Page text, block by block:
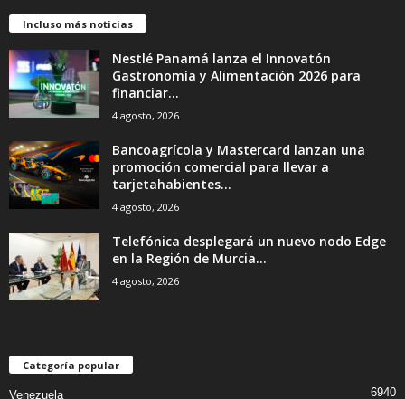
Incluso más noticias
Nestlé Panamá lanza el Innovatón
Gastronomía y Alimentación 2026 para
financiar...
4 agosto, 2026
Bancoagrícola y Mastercard lanzan una
promoción comercial para llevar a
tarjetahabientes...
4 agosto, 2026
Telefónica desplegará un nuevo nodo Edge
en la Región de Murcia...
4 agosto, 2026
Categoría popular
Venezuela 6940